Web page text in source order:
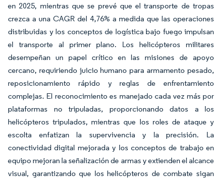
en 2025, mientras que se prevé que el transporte de tropas
crezca a una CAGR del 4,76% a medida que las operaciones
distribuidas y los conceptos de logística bajo fuego impulsan
el transporte al primer plano. Los helicópteros militares
desempeñan un papel crítico en las misiones de apoyo
cercano, requiriendo juicio humano para armamento pesado,
reposicionamiento rápido y reglas de enfrentamiento
complejas. El reconocimiento es manejado cada vez más por
plataformas no tripuladas, proporcionando datos a los
helicópteros tripulados, mientras que los roles de ataque y
escolta enfatizan la supervivencia y la precisión. La
conectividad digital mejorada y los conceptos de trabajo en
equipo mejoran la señalización de armas y extienden el alcance
visual, garantizando que los helicópteros de combate sigan